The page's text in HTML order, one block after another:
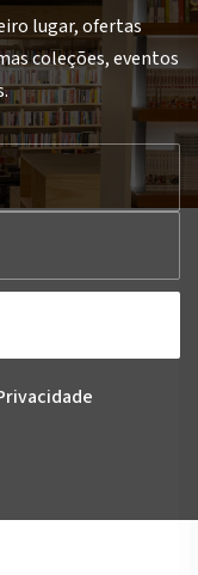
lugar, ofertas
coleções, eventos